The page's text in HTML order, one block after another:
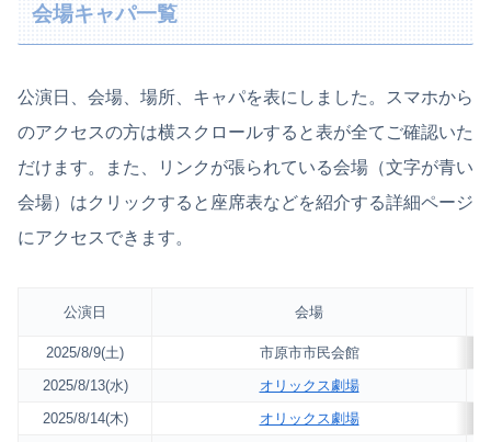
会場キャパ一覧
公演日、会場、場所、キャパを表にしました。スマホから
のアクセスの方は横スクロールすると表が全てご確認いた
だけます。また、リンクが張られている会場（文字が青い
会場）はクリックすると座席表などを紹介する詳細ページ
にアクセスできます。
公演日 会場
2025/8/9(土) 市原市市民会館
2025/8/13(水)
オリックス劇場
2025/8/14(木)
オリックス劇場